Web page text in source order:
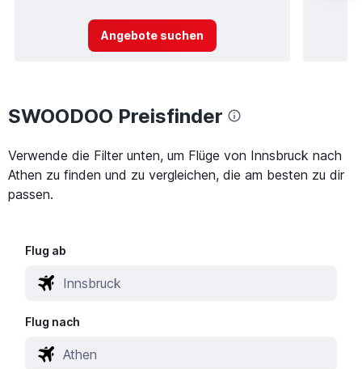
Angebote suchen
SWOODOO Preisfinder
Verwende die Filter unten, um Flüge von Innsbruck nach
Athen zu finden und zu vergleichen, die am besten zu dir
passen.
Flug ab
Flug nach